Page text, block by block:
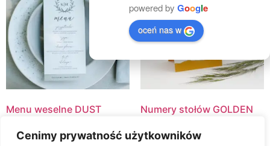
Cenimy prywatność użytkowników
Menu weselne DUST
Numery stołów GOLDEN
7.00zł
powered by Google
oceń nas w